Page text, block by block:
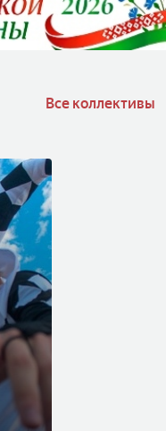
Все коллективы